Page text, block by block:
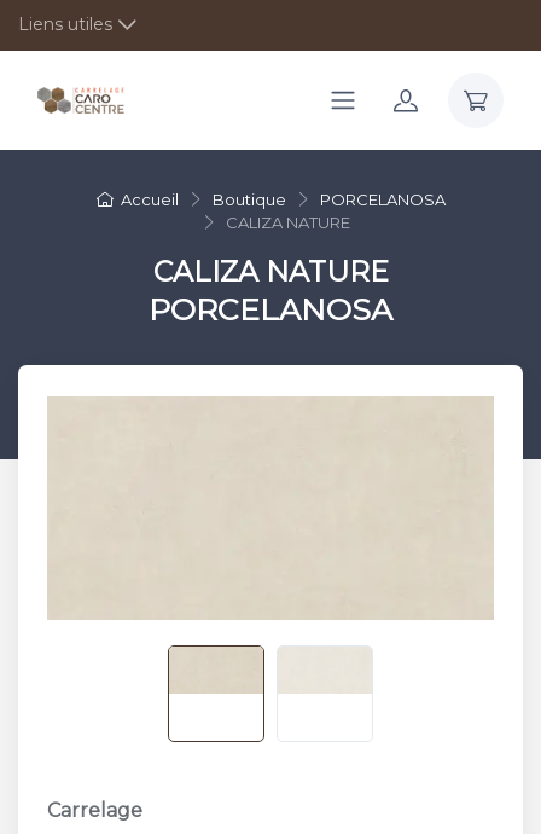
Liens utiles
Accueil Boutique
PORCELANOSA
CALIZA NATURE
CALIZA NATURE
PORCELANOSA
Carrelage